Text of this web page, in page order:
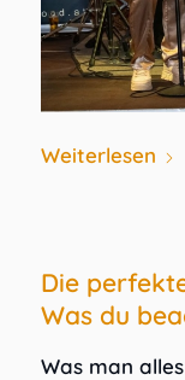
Weiterlesen
Die
Was du
Was man